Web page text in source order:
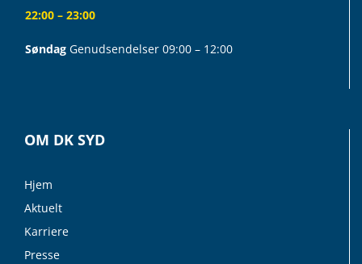
22:00 – 23:00
Søndag Genudsendelser 09:00 – 12:00
OM DK SYD
Hjem
Aktuelt
Karriere
Presse